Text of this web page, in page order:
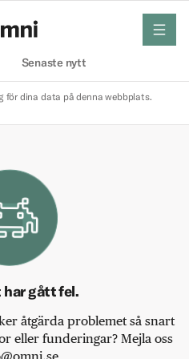
Senaste nytt
meny
för dina data på denna webbplats.
har gått fel.
åtgärda problemet så snart
eller funderingar? Mejla oss